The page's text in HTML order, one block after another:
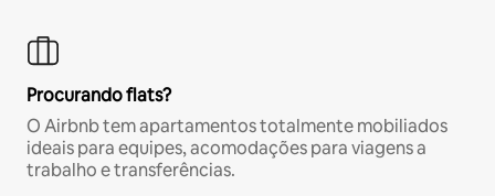
Procurando flats?
O Airbnb tem apartamentos totalmente mobiliados
ideais para equipes, acomodações para viagens a
trabalho e transferências.